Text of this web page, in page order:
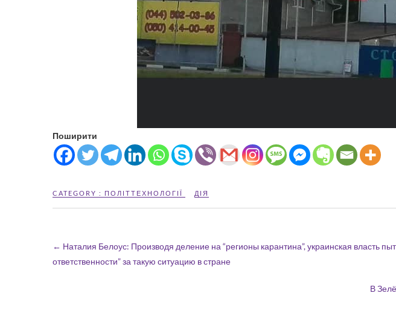
Поширити
CATEGORY : ПОЛІТТЕХНОЛОГІЇ ДІЯ
← Наталия Белоус: Производя деление на “регионы карантина”, украинская власть
ответственности” за такую ситуацию в стране
В